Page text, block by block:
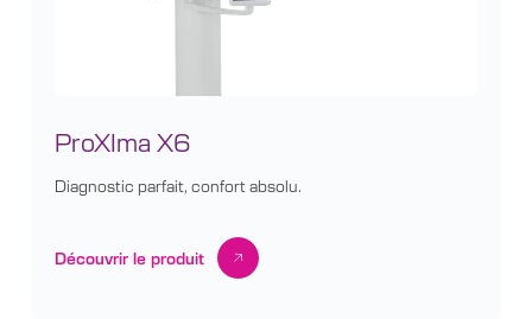
ProXIma X6
Diagnostic parfait, confort absolu.
Découvrir le produit